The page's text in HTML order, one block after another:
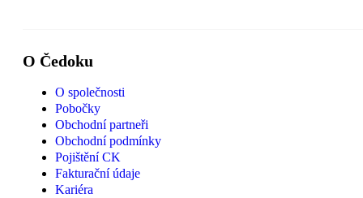
O Čedoku
O společnosti
Pobočky
Obchodní partneři
Obchodní podmínky
Pojištění CK
Fakturační údaje
Kariéra